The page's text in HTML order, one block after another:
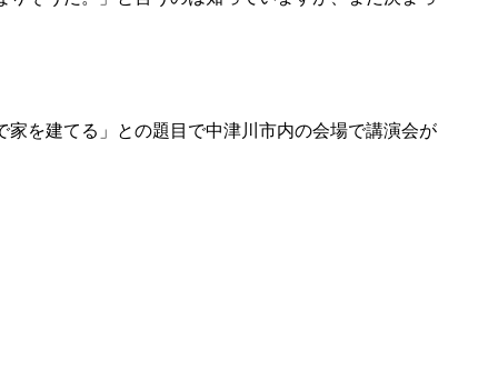
を建てる」との題目で中津川市内の会場で講演会が